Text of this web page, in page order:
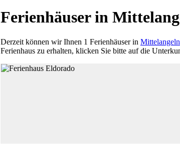
Ferienhäuser in
Derzeit können wir Ihnen 1 Ferienhäuser in Mittelangeln
Ferienhaus zu erhalten, klicken Sie bitte auf die